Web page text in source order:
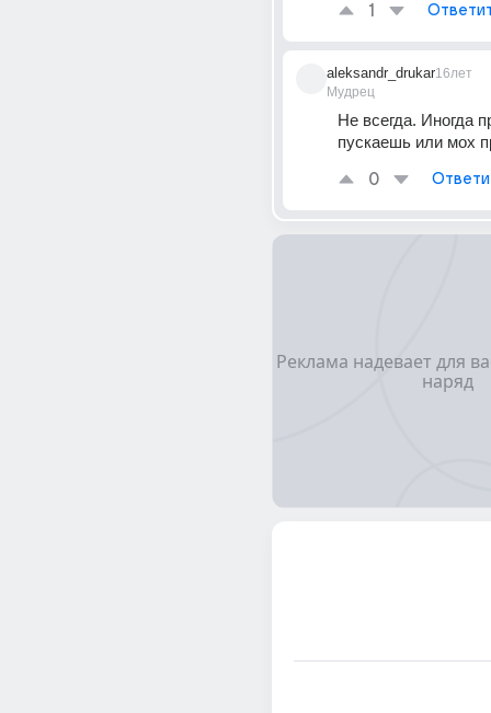
1
aleksandr_drukar
Мудрец
16лет
Не всегда. Иногда
пускаешь или мох
0